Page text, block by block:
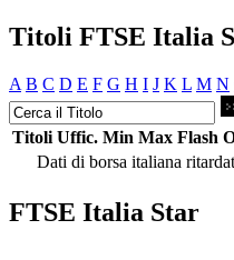
Titoli FTSE Italia
A B C D E F G H I J K L M N
Titoli Uffic. Min Max Flash
Dati di borsa italiana
FTSE Italia Star